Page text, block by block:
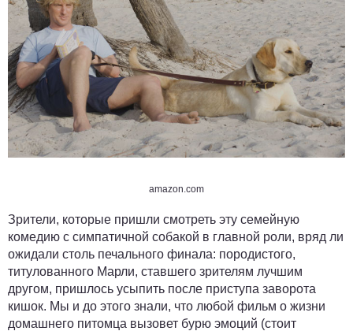
amazon.com
Зрители, которые пришли смотреть эту семейную
комедию с симпатичной собакой в главной роли, вряд ли
ожидали столь печального финала: породистого,
титулованного Марли, ставшего зрителям лучшим
другом, пришлось усыпить после приступа заворота
кишок. Мы и до этого знали, что любой фильм о жизни
домашнего питомца вызовет бурю эмоций (стоит